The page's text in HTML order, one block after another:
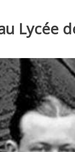
Lycée